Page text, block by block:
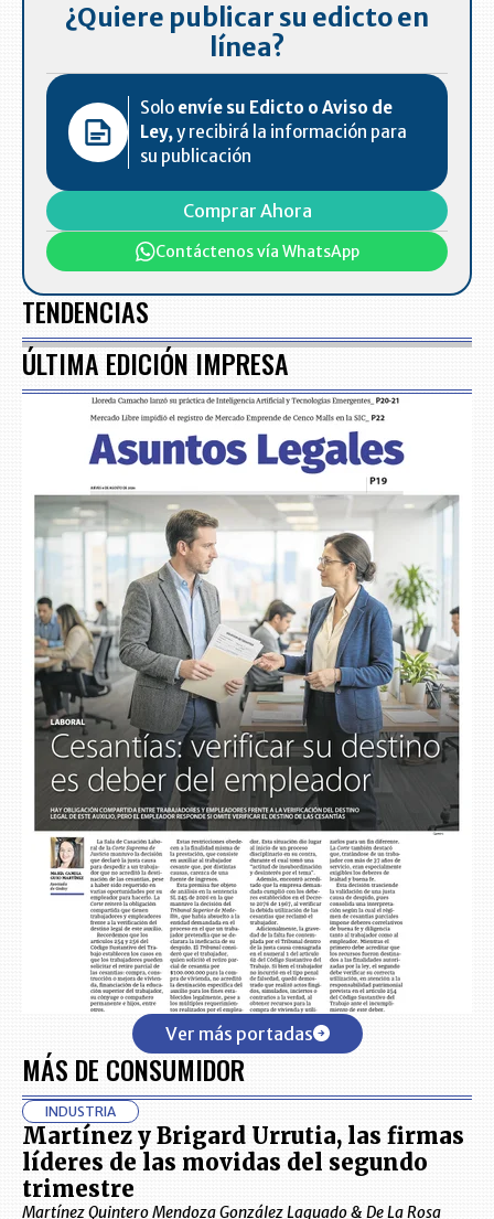
¿Quiere publicar su edicto en
línea?
Solo envíe su Edicto o Aviso de
Ley,y recibirá la información para
su publicación
Comprar Ahora
Contáctenos vía WhatsApp
TENDENCIAS
ÚLTIMA EDICIÓN IMPRESA
Ver más portadas
MÁS DE CONSUMIDOR
INDUSTRIA
Martínez y Brigard Urrutia, las firmas
líderes de las movidas del segundo
trimestre
Martínez Quintero Mendoza González Laguado & De La Rosa